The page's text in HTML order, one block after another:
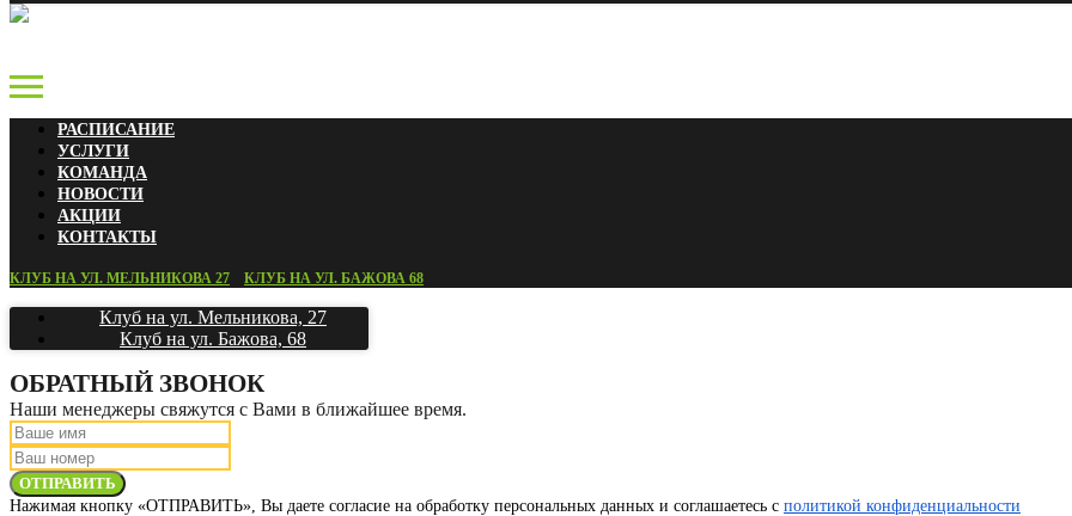
РАСПИСАНИЕ
УСЛУГИ
КОМАНДА
НОВОСТИ
АКЦИИ
КОНТАКТЫ
КЛУБ НА УЛ. МЕЛЬНИКОВА 27 КЛУБ НА УЛ. БАЖОВА 68
Клуб на ул. Мельникова, 27
Клуб на ул. Бажова, 68
ОБРАТНЫЙ ЗВОНОК
Наши менеджеры свяжутся с Вами в ближайшее время.
ОТПРАВИТЬ
Нажимая кнопку «ОТПРАВИТЬ», Вы даете согласие на обработку персональных данных и соглашаетесь с политикой конфиденциальности